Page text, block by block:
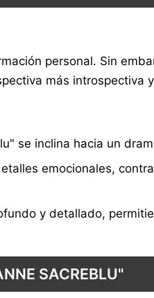
personal. Sin
más introspectiva
se inclina hacia un
emocionales,
y detallado,
SACREBLU"